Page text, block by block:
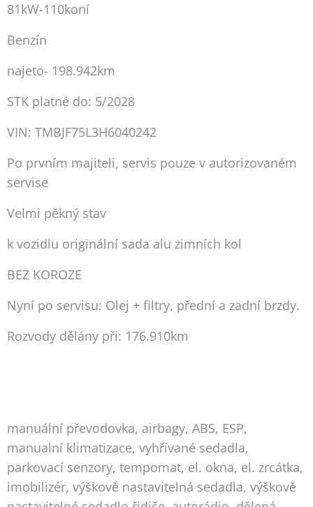
81kW-110koní
Benzín
najeto- 198.942km
STK platné do: 5/2028
VIN: TMBJF75L3H6040242
Po prvním majiteli, servis pouze v autorizovaném
servise
Velmi pěkný stav
k vozidlu originální sada alu zimních kol
BEZ KOROZE
Nyní po servisu: Olej + filtry, přední a zadní brzdy.
Rozvody dělány při: 176.910km
manuální převodovka, airbagy, ABS, ESP,
manualní klimatizace, vyhřivané sedadla,
parkovací senzory, tempomat, el. okna, el. zrcátka,
imobilizér, výškově nastavitelná sedadla, výškově